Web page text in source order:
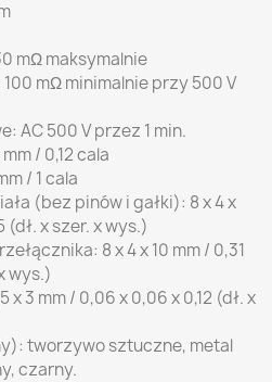
mΩ maksymalnie
mΩ minimalnie przy 500 V
AC 500 V przez 1 min.
/ 0,12 cala
/ 1 cala
(bez pinów i gałki): 8 x 4 x
(dł. x szer. x wys.)
8 x 4 x 10 mm / 0,31
wys.)
x 3 mm / 0,06 x 0,06 x 0,12 (dł. x
tworzywo sztuczne, metal
czarny.